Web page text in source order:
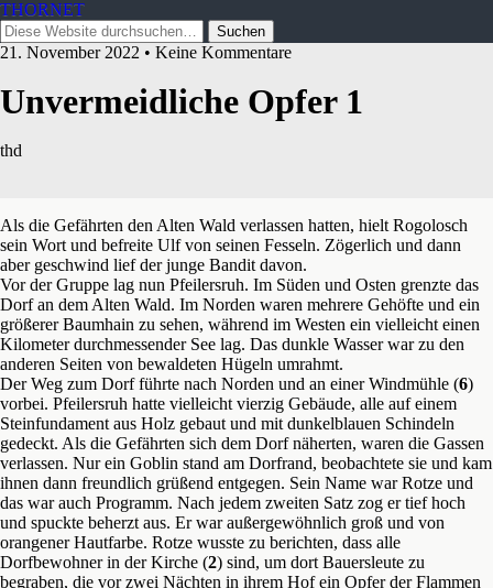
THORNET
21. November 2022 • Keine Kommentare
Unvermeidliche Opfer 1
thd
Als die Gefährten den Alten Wald verlassen hatten, hielt Rogolosch
sein Wort und befreite Ulf von seinen Fesseln. Zögerlich und dann
aber geschwind lief der junge Bandit davon.
Vor der Gruppe lag nun Pfeilersruh. Im Süden und Osten grenzte das
Dorf an dem Alten Wald. Im Norden waren mehrere Gehöfte und ein
größerer Baumhain zu sehen, während im Westen ein vielleicht einen
Kilometer durchmessender See lag. Das dunkle Wasser war zu den
anderen Seiten von bewaldeten Hügeln umrahmt.
Der Weg zum Dorf führte nach Norden und an einer Windmühle (6)
vorbei. Pfeilersruh hatte vielleicht vierzig Gebäude, alle auf einem
Steinfundament aus Holz gebaut und mit dunkelblauen Schindeln
gedeckt. Als die Gefährten sich dem Dorf näherten, waren die Gassen
verlassen. Nur ein Goblin stand am Dorfrand, beobachtete sie und kam
ihnen dann freundlich grüßend entgegen. Sein Name war Rotze und
das war auch Programm. Nach jedem zweiten Satz zog er tief hoch
und spuckte beherzt aus. Er war außergewöhnlich groß und von
orangener Hautfarbe. Rotze wusste zu berichten, dass alle
Dorfbewohner in der Kirche (2) sind, um dort Bauersleute zu
begraben, die vor zwei Nächten in ihrem Hof ein Opfer der Flammen